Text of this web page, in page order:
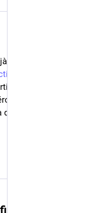
créé votre compte
à la saison
sur 3 périodes,
ou aux trois.